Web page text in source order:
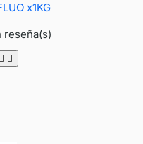
x1KG
reseña(s)
 